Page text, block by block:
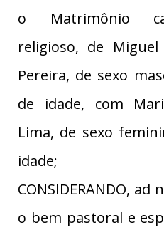
o Matrimônio
religioso, de
Pereira, de sexo
de idade, com
Lima, de sexo
idade;
CONSIDERANDO,
o bem pastoral e